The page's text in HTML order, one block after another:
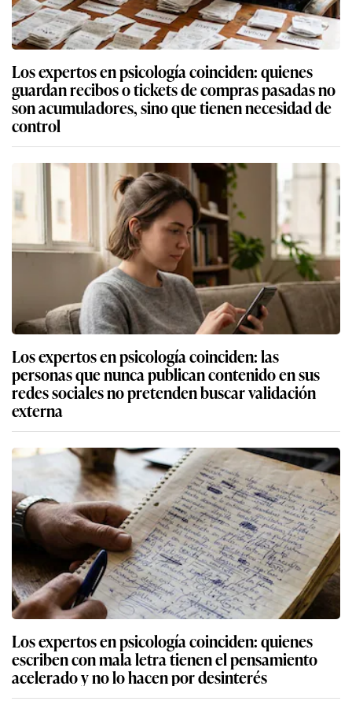
Los expertos en psicología coinciden: quienes
guardan recibos o tickets de compras pasadas no
son acumuladores, sino que tienen necesidad de
control
Los expertos en psicología coinciden: las
personas que nunca publican contenido en sus
redes sociales no pretenden buscar validación
externa
Los expertos en psicología coinciden: quienes
escriben con mala letra tienen el pensamiento
acelerado y no lo hacen por desinterés